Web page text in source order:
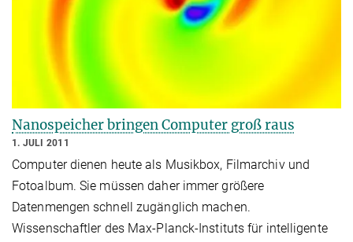
Nanospeicher bringen Computer groß raus
1. JULI 2011
Computer dienen heute als Musikbox, Filmarchiv und
Fotoalbum. Sie müssen daher immer größere
Datenmengen schnell zugänglich machen.
Wissenschaftler des Max-Planck-Instituts für intelligente